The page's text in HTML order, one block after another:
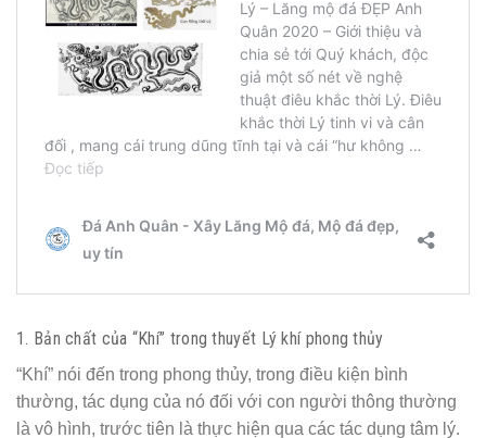
1. Bản chất của “Khí” trong thuyết Lý khí phong thủy
“Khí” nói đến trong phong thủy, trong điều kiện bình
thường, tác dụng của nó đối với con người thông thường
là vô hình, trước tiên là thực hiện qua các tác dụng tâm lý.